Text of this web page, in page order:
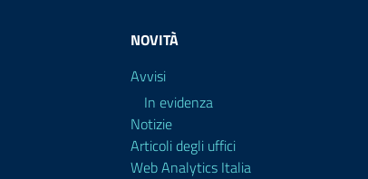
NOVITÀ
Avvisi
In evidenza
Notizie
Articoli degli uffici
Web Analytics Italia